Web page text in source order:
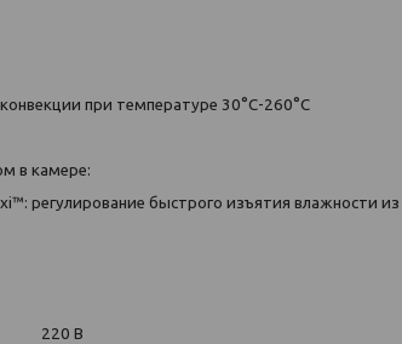
при температуре 30°C-260°C
в камере:
регулирование быстрого изъятия влажности
В